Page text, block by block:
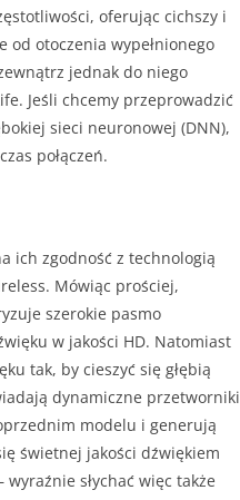
oferując cichszy i
od otoczenia wypełnionego
jednak do niego
Jeśli chcemy przeprowadzić
sieci neuronowej (DNN),
połączeń.
ich zgodność z technologią
Mówiąc prościej,
szerokie pasmo
w jakości HD. Natomiast
tak, by cieszyć się głębią
dynamiczne przetworniki
modelu i generują
świetnej jakości dźwiękiem
słychać więc także